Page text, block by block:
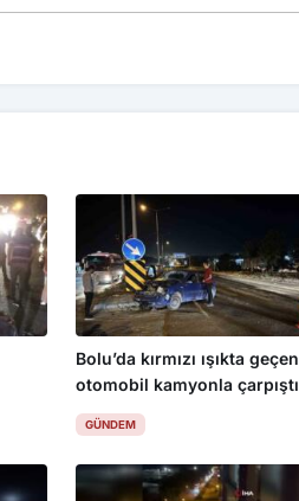
Bolu’da kırmızı ışıkta geçen
otomobil kamyonla çarpıştı
GÜNDEM